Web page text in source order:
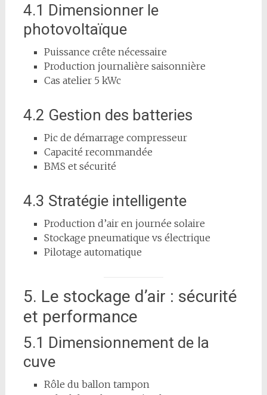
4.1 Dimensionner le
photovoltaïque
Puissance crête nécessaire
Production journalière saisonnière
Cas atelier 5 kWc
4.2 Gestion des batteries
Pic de démarrage compresseur
Capacité recommandée
BMS et sécurité
4.3 Stratégie intelligente
Production d’air en journée solaire
Stockage pneumatique vs électrique
Pilotage automatique
5. Le stockage d’air : sécurité
et performance
5.1 Dimensionnement de la
cuve
Rôle du ballon tampon